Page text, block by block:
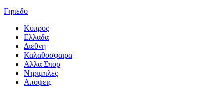
Γηπεδο
Κυπρος
Ελλαδα
Διεθνη
Καλαθοσφαιρα
Αλλα Σπορ
Ντριμπλες
Αποψεις